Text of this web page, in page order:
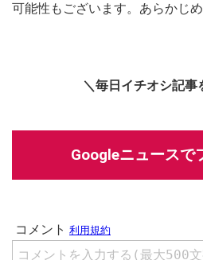
可能性もございます。あらかじめ
＼毎日イチオシ記事
Googleニュースで